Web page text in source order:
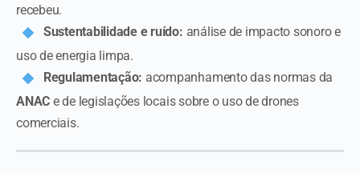
recebeu.
Sustentabilidade e ruído: análise de impacto sonoro e
uso de energia limpa.
Regulamentação: acompanhamento das normas da
ANAC e de legislações locais sobre o uso de drones
comerciais.